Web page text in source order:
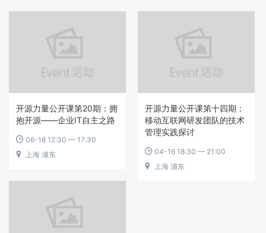
开源力量公开课第20期：拥
抱开源——企业IT自主之路
 06-18 12:30 — 17:30
 上海 浦东
开源力量公开课第十四期：
移动互联网研发团队的技术
管理实践探讨
 04-16 18:30 — 21:00
 上海 浦东